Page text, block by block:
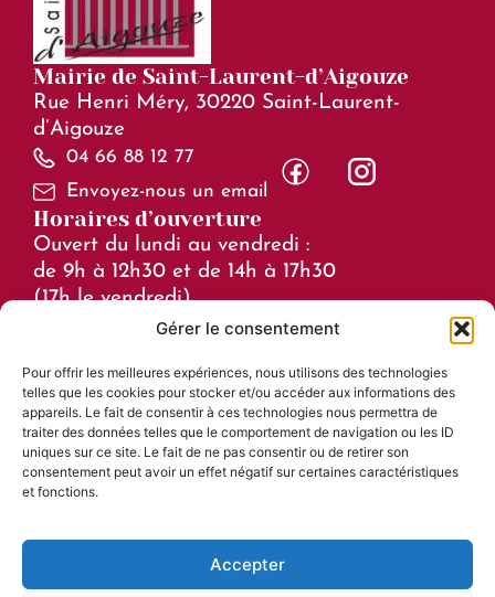
Gérer le consentement
Pour offrir les meilleures expériences, nous utilisons des technologies
telles que les cookies pour stocker et/ou accéder aux informations des
appareils. Le fait de consentir à ces technologies nous permettra de
traiter des données telles que le comportement de navigation ou les ID
uniques sur ce site. Le fait de ne pas consentir ou de retirer son
consentement peut avoir un effet négatif sur certaines caractéristiques
et fonctions.
Accepter
Mairie de Saint-Laurent-d’Aigouze
Rue Henri Méry, 30220 Saint-Laurent-
d’Aigouze
04 66 88 12 77
Envoyez-nous un email
Horaires d’ouverture
Ouvert du lundi au vendredi :
de 9h à 12h30 et de 14h à 17h30
(17h le vendredi)
de 8h à 15h
Liens utiles
Mentions légales
Accessibilité